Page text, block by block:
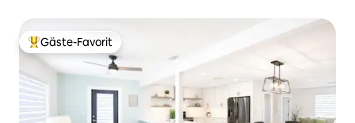
Beliebter Gäste-Favorit.
Gäste-Favorit